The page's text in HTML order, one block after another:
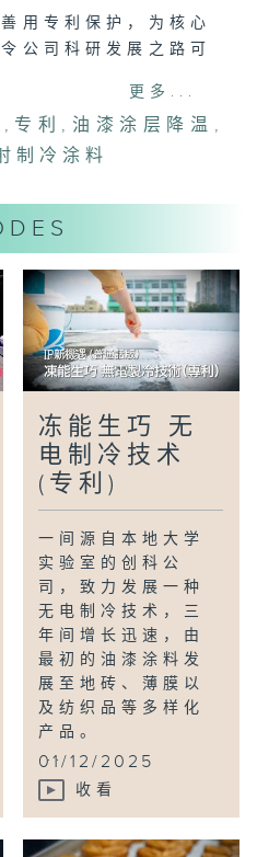
用专利保护，为核心
公司科研发展之路可
更多...
, 专利 , 油漆涂层降温 ,
制冷涂料
冻能生巧 无
电制冷技术
(专利)
一间源自本地大学
实验室的创科公
司，致力发展一种
无电制冷技术，三
年间增长迅速，由
最初的油漆涂料发
展至地砖、薄膜以
及纺织品等多样化
产品。
...
01/12/2025
收看